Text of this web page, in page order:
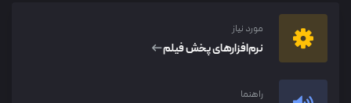
مورد نیاز
نرم‌افزار‌های پخش فیلم
راهنما